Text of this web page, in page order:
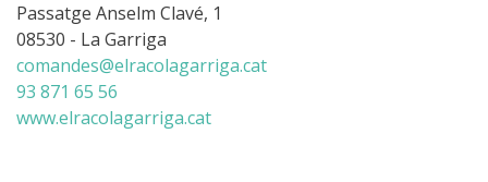
Passatge Anselm Clavé, 1
08530 - La Garriga
comandes@elracolagarriga.cat
93 871 65 56
www.elracolagarriga.cat